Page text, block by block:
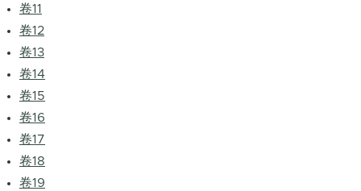
卷11
卷12
卷13
卷14
卷15
卷16
卷17
卷18
卷19